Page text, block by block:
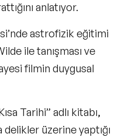
anlatıyor.
astrofizik eğitimi
ile tanışması ve
filmin duygusal
Tarihi” adlı kitabı,
üzerine yaptığı